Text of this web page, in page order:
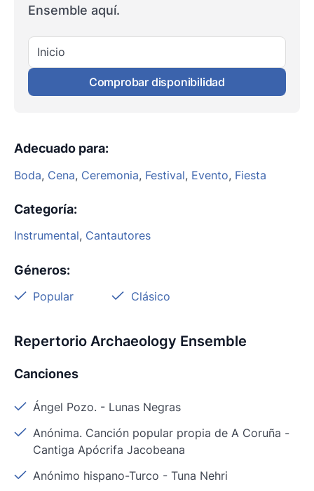
Ensemble aquí.
Inicio
Comprobar disponibilidad
Adecuado para:
Boda, Cena, Ceremonia, Festival, Evento, Fiesta
Categoría:
Instrumental, Cantautores
Géneros:
Popular Clásico
Repertorio Archaeology Ensemble
Canciones
Ángel Pozo. - Lunas Negras
Anónima. Canción popular propia de A Coruña -
Cantiga Apócrifa Jacobeana
Anónimo hispano-Turco -Tuna Nehri